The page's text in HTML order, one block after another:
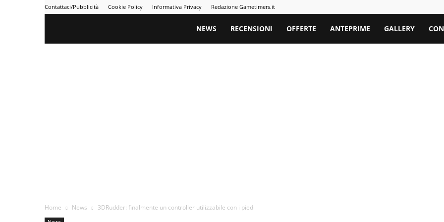
Contattaci/Pubblicità Cookie Policy Informativa Privacy Redazione Gametimers.it
Gametimers
NEWS RECENSIONI OFFERTE ANTEPRIME GALLERY
Home News 3DRudder: finalmente un controller utilizzabile con i piedi